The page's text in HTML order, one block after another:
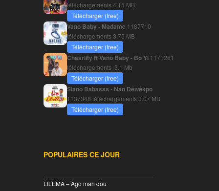
téléchargements4.15 MB
Télécharger (free)
Vano Baby - Madame 1187710
téléchargements3.75 MB
Télécharger (free)
Chaarlity ft Vano Baby - Bo Yi 1171261
téléchargements 3.1 Mb
Télécharger (free)
Siano Babassa - Nan Déwékpo
1137348 téléchargements3.07 MB
Télécharger (free)
POPULAIRES CE JOUR
LILEMA – Ago man dou